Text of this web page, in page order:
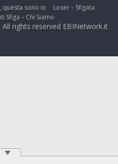
questa sono io
Loser – Sfigata
Sfiga – Chi Siamo
. All rights reserved EBINetwork.it